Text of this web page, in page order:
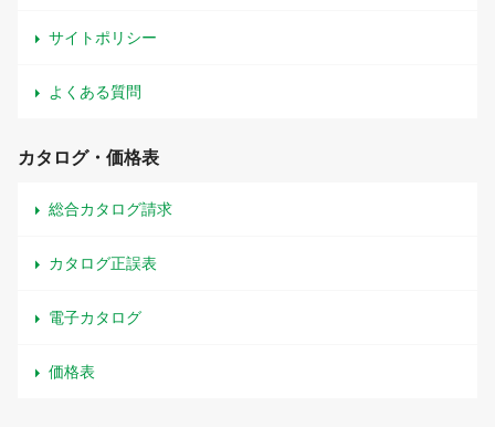
サイトポリシー
よくある質問
カタログ・価格表
総合カタログ請求
カタログ正誤表
電子カタログ
価格表